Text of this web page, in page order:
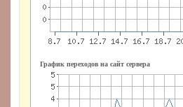
График переходов на сайт сервера